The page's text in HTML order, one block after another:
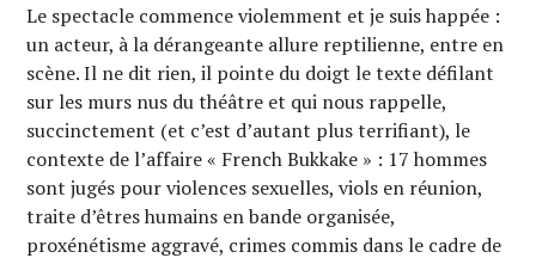
Le spectacle commence violemment et je suis happée :
un acteur, à la dérangeante allure reptilienne, entre en
scène. Il ne dit rien, il pointe du doigt le texte défilant
sur les murs nus du théâtre et qui nous rappelle,
succinctement (et c’est d’autant plus terrifiant), le
contexte de l’affaire « French Bukkake » : 17 hommes
sont jugés pour violences sexuelles, viols en réunion,
traite d’êtres humains en bande organisée,
proxénétisme aggravé, crimes commis dans le cadre de